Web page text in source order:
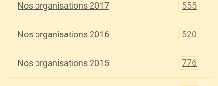
Nos organisations 2017 555
Nos organisations 2016 520
Nos organisations 2015 776